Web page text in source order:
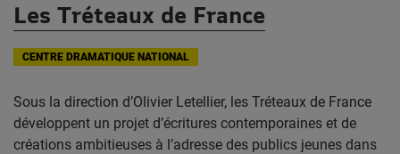
Les Tréteaux de France
CENTRE DRAMATIQUE NATIONAL
Sous la direction d’Olivier Letellier, les Tréteaux de France
développent un projet d’écritures contemporaines et de
créations ambitieuses à l’adresse des publics jeunes dans